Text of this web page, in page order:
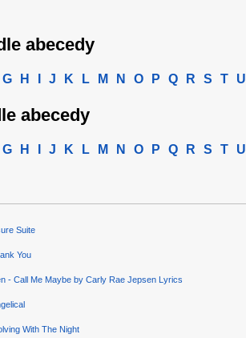
abecedy
G H J K L M N O P Q R S T U
abecedy
G H J K L M N O P Q R S T U
Suite
You
- Call Me Maybe by Carly Rae Jepsen Lyrics
With The Night